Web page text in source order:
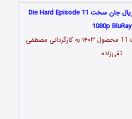
دانلود قسمت یازدهم سریال جان سخت Die Hard Episode 11
1080p BluRay
سریال جان سخت قسمت 11 محصول ۱۴۰۳ به کارگردانی مصطفی
تقی‌زاده